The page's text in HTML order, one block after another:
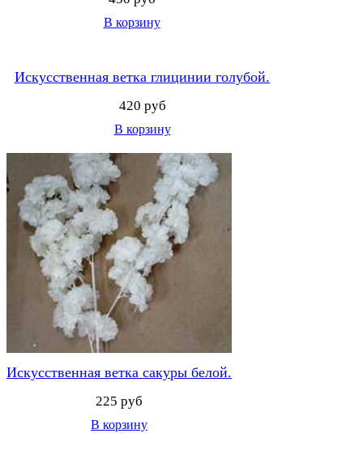
В корзину
Искусственная ветка глицинии голубой.
420 руб
В корзину
Искусственная ветка сакуры белой.
225 руб
В корзину